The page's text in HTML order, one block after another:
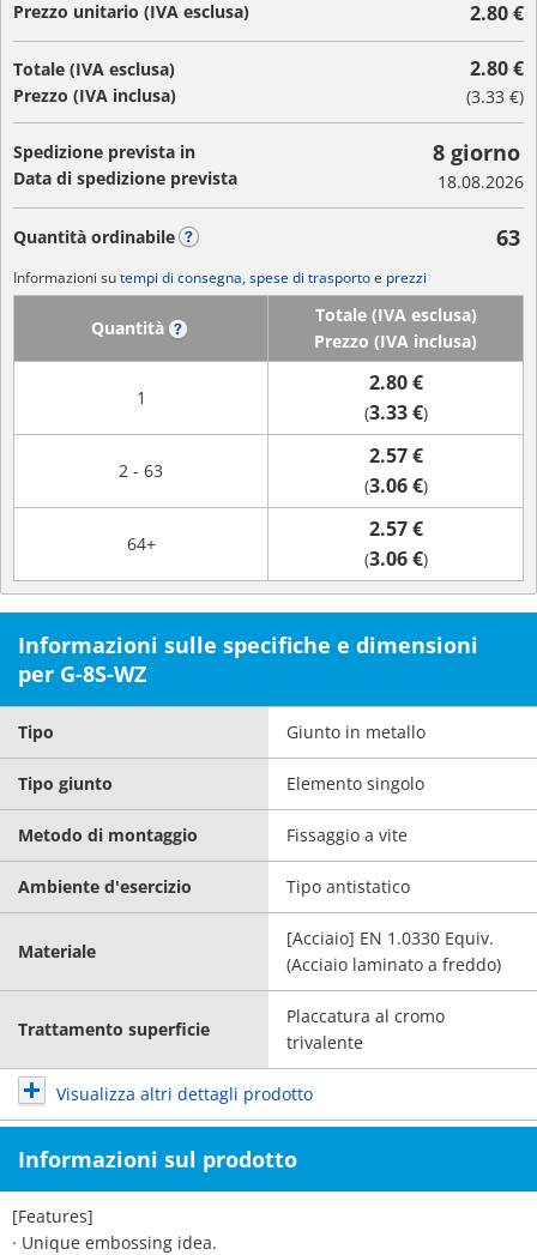
Prezzo unitario (IVA esclusa) 2.80 €
Totale (IVA esclusa)
Prezzo (IVA inclusa)
2.80 €
(3.33 €)
Spedizione prevista in
Data di spedizione prevista
8 giorno
18.08.2026
Quantità ordinabile 63
Informazioni sutempi di consegna, spese di trasportoe prezzi
Quantità
Totale (IVA esclusa)
Prezzo (IVA inclusa)
1
2.80 €
(3.33 €)
2 - 63
2.57 €
(3.06 €)
64+
2.57 €
(3.06 €)
Informazioni sulle specifiche e dimensioni
per G-8S-WZ
Tipo Giunto in metallo
Tipo giunto Elemento singolo
Metodo di montaggio Fissaggio a vite
Ambiente d'esercizio Tipo antistatico
Materiale
[Acciaio] EN 1.0330 Equiv.
(Acciaio laminato a freddo)
Trattamento superficie
Placcatura al cromo
trivalente
Visualizza altri dettagli prodotto
Informazioni sul prodotto
[Features]
· Unique embossing idea.